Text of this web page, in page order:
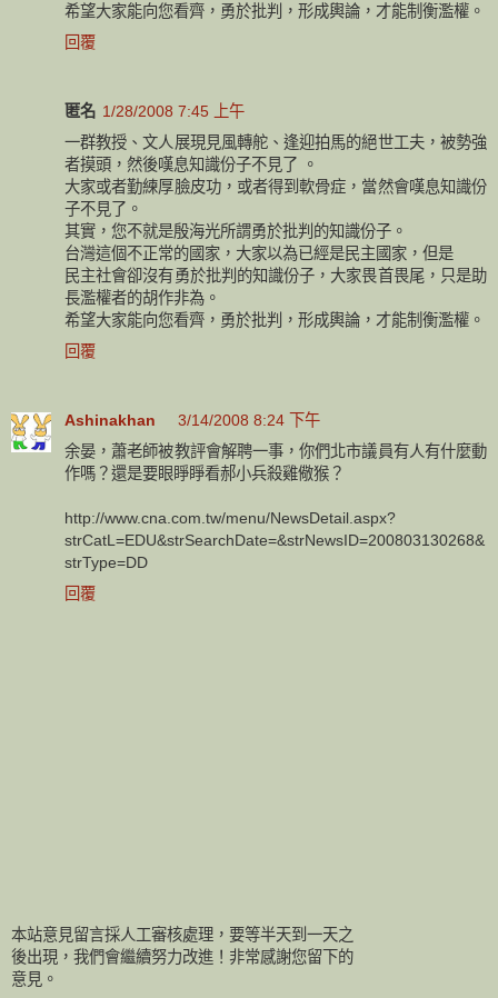
希望大家能向您看齊，勇於批判，形成輿論，才能制衡濫權。
回覆
匿名 1/28/2008 7:45 上午
一群教授、文人展現見風轉舵、逢迎拍馬的絕世工夫，被勢強
者摸頭，然後嘆息知識份子不見了 。
大家或者勤練厚臉皮功，或者得到軟骨症，當然會嘆息知識份
子不見了。
其實，您不就是殷海光所謂勇於批判的知識份子。
台灣這個不正常的國家，大家以為已經是民主國家，但是
民主社會卻沒有勇於批判的知識份子，大家畏首畏尾，只是助
長濫權者的胡作非為。
希望大家能向您看齊，勇於批判，形成輿論，才能制衡濫權。
回覆
Ashinakhan
3/14/2008 8:24 下午
余晏，蕭老師被教評會解聘一事，你們北市議員有人有什麼動
作嗎？還是要眼睜睜看郝小兵殺雞儆猴？
http://www.cna.com.tw/menu/NewsDetail.aspx?
strCatL=EDU&strSearchDate=&strNewsID=200803130268&
strType=DD
回覆
本站意見留言採人工審核處理，要等半天到一天之
後出現，我們會繼續努力改進！非常感謝您留下的
意見。